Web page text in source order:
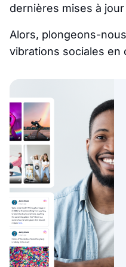
dernières mises à
Alors, plongeons-
vibrations sociales en